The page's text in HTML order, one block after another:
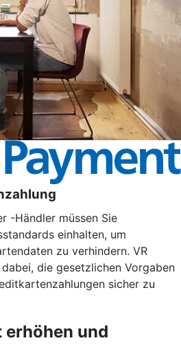
-Händler müssen Sie
einhalten, um
zu verhindern. VR
die gesetzlichen Vorgaben
sicher zu
und